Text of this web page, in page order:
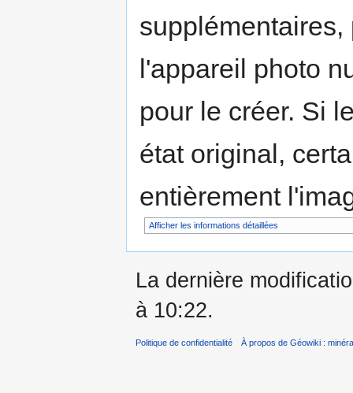
l'appareil photo
pour le créer. Si
état original,
entièrement
Afficher les informations détaillées
La dernière
à 10:22.
Politique de confidentialité À propos de Géowiki :